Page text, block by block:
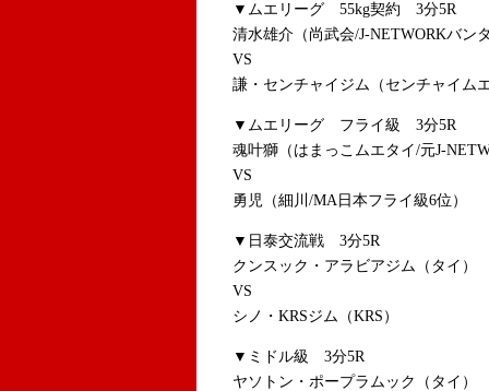
▼ムエリーグ 55kg契約 3分5R
清水雄介（尚武会/J-NETWORKバン
VS
謙・センチャイジム（センチャイム
▼ムエリーグ フライ級 3分5R
魂叶獅（はまっこムエタイ/元J-
VS
勇児（細川/MA日本フライ級6位）
▼日泰交流戦 3分5R
クンスック・アラビアジム（タイ）
VS
シノ・KRSジム（KRS）
▼ミドル級 3
ヤソトン・ポープラムック（タイ）